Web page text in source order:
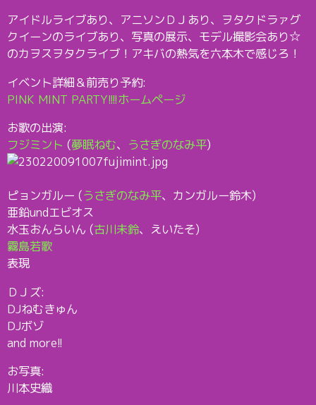
アイドルライブあり、アニソンＤＪあり、ヲタクドラァグ
クイーンのライブあり、写真の展示、モデル撮影会あり☆
のカヲスヲタクライブ！アキバの熱気を六本木で感じろ！
イベント詳細＆前売り予約:
PINK MINT PARTY!!!!ホームページ
お歌の出演:
フジミント (夢眠ねむ、 うさぎのなみ平)
ピョンガルー (うさぎのなみ平、カンガルー鈴木)
亜鉛undエビオス
水玉おんらいん (古川未鈴、えいたそ)
霧島若歌
表現
ＤＪズ:
DJねむきゅん
DJボゾ
and more!!
お写真:
川本史織